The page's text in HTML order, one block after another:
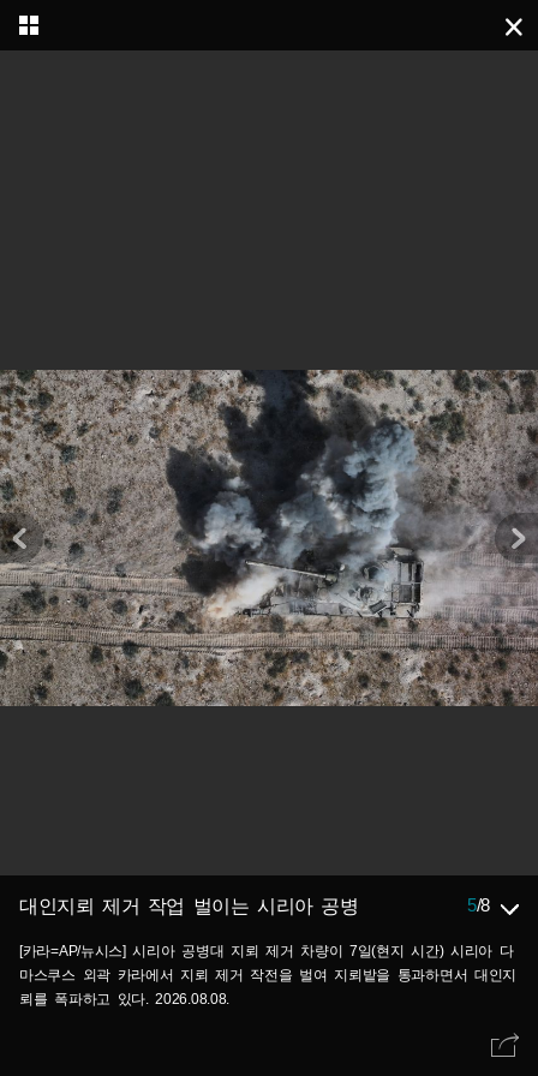
대인지뢰 제거 작업 벌이는 시리아 공병 5/8
[카라=AP/뉴시스] 시리아 공병대 지뢰 제거 차량이 7일(현지 시간) 시리아 다
마스쿠스 외곽 카라에서 지뢰 제거 작전을 벌여 지뢰밭을 통과하면서 대인지
뢰를 폭파하고 있다. 2026.08.08.